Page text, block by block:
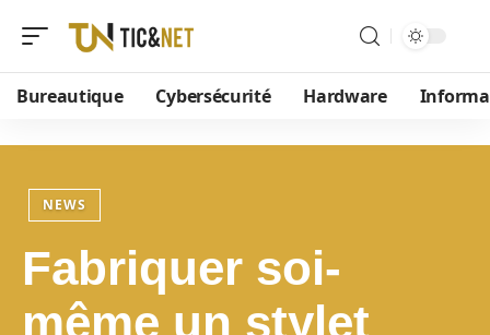
Bureautique Cybersécurité Hardware
NEWS
Fabriquer soi-
même un stylet